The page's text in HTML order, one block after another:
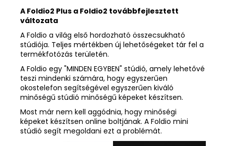
A Foldio2 Plus a Foldio2 továbbfejlesztett
változata
A Foldio a világ első hordozható összecsukható
stúdiója. Teljes mértékben új lehetőségeket tár fel a
termékfotózás területén.
A Foldio egy "MINDEN EGYBEN" stúdió, amely lehetővé
teszi mindenki számára, hogy egyszerűen
okostelefon segítségével egyszerűen kiváló
minőségű stúdió minőségű képeket készítsen.
Most már nem kell aggódnia, hogy minőségi
képeket készítsen online boltjának. A Foldio mini
stúdió segít megoldani ezt a problémát.